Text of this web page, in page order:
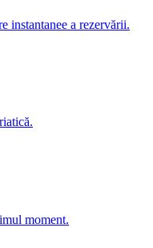
instantanee a rezervării.
moment.